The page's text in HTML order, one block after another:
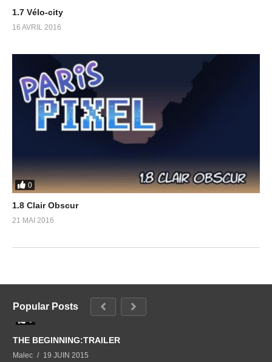
1.7 Vélo-city
16 AVRIL 2016
0
1.8 Clair Obscur
21 MAI 2016
Popular Posts
THE BEGINNING:TRAILER
Malec 19 JUIN 2015